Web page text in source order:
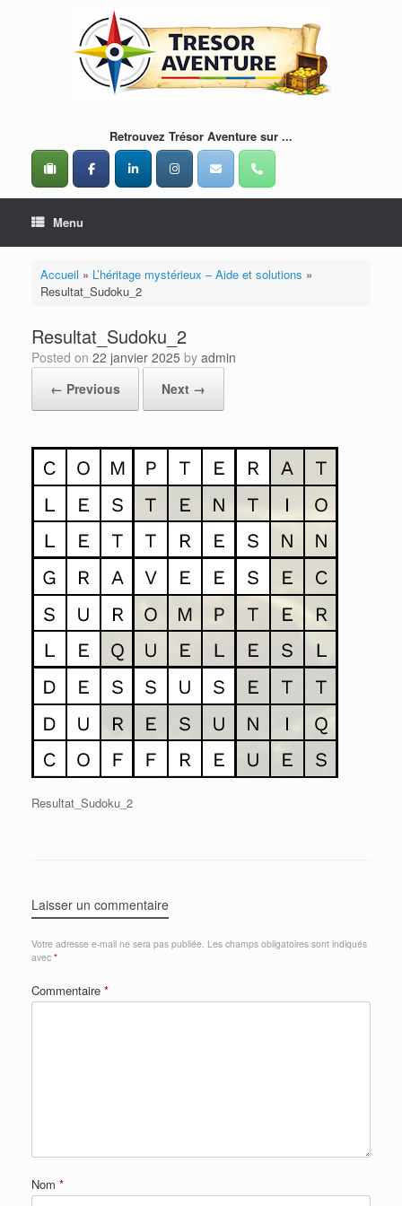
Retrouvez Trésor Aventure sur ...
Menu
Accueil » L’héritage mystérieux – Aide et solutions »
Resultat_Sudoku_2
Resultat_Sudoku_2
Posted on 22 janvier 2025 by admin
← Previous
Next →
Resultat_Sudoku_2
Laisser un commentaire
Votre adresse e-mail ne sera pas publiée. Les champs obligatoires sont indiqués
avec *
Commentaire *
Nom *